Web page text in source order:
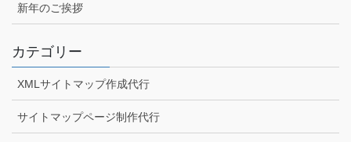
新年のご挨拶
カテゴリー
XMLサイトマップ作成代行
サイトマップページ制作代行